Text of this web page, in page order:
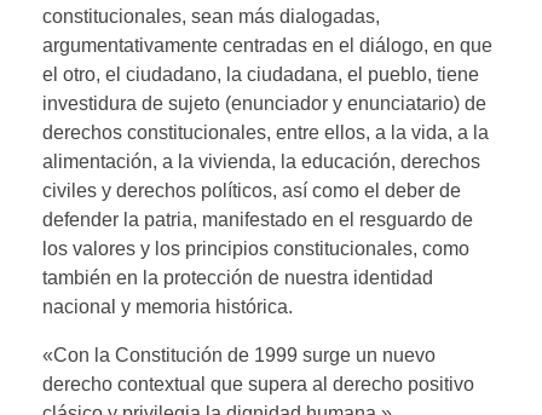
constitucionales, sean más dialogadas,
argumentativamente centradas en el diálogo, en que
el otro, el ciudadano, la ciudadana, el pueblo, tiene
investidura de sujeto (enunciador y enunciatario) de
derechos constitucionales, entre ellos, a la vida, a la
alimentación, a la vivienda, la educación, derechos
civiles y derechos políticos, así como el deber de
defender la patria, manifestado en el resguardo de
los valores y los principios constitucionales, como
también en la protección de nuestra identidad
nacional y memoria histórica.
«Con la Constitución de 1999 surge un nuevo
derecho contextual que supera al derecho positivo